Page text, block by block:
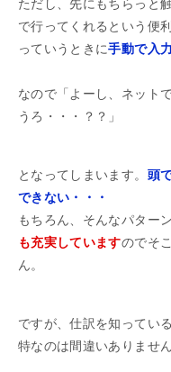
ただし、先にもちらっと
で行ってくれるという便
っていうときに手動で入
なので「よーし、ネット
うろ・・・？？」
となってしまいます。 頭
できない・・・
もちろん、そんなパター
も充実していますのでそ
ん。
ですが、仕訳を知ってい
特なのは間違いありませ